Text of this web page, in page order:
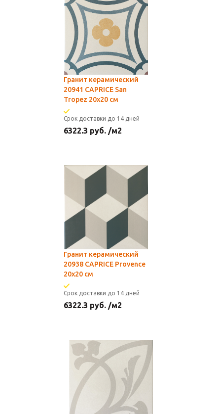
Гранит керамический
20941 CAPRICE San
Tropez 20x20 см
Срок доставки до 14 дней
6322.3 руб. /м2
Гранит керамический
20938 CAPRICE Provence
20x20 см
Срок доставки до 14 дней
6322.3 руб. /м2